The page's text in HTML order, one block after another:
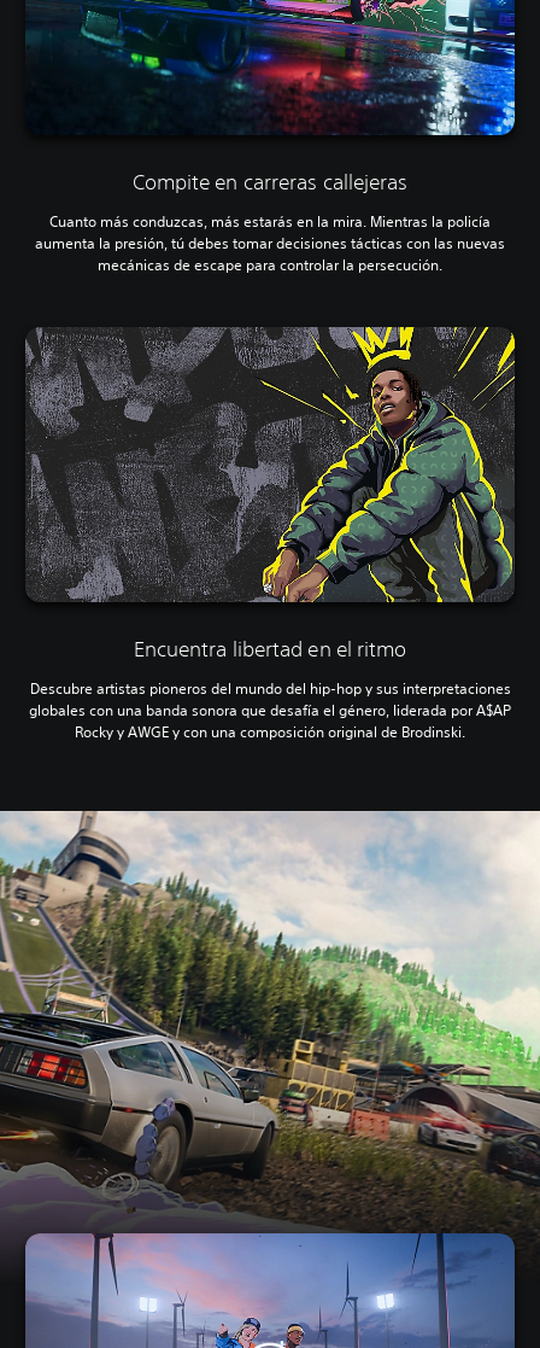
Compite en carreras callejeras
Cuanto más conduzcas, más estarás en la mira. Mientras la policía
aumenta la presión, tú debes tomar decisiones tácticas con las nuevas
mecánicas de escape para controlar la persecución.
Encuentra libertad en el ritmo
Descubre artistas pioneros del mundo del hip-hop y sus interpretaciones
globales con una banda sonora que desafía el género, liderada por A$AP
Rocky y AWGE y con una composición original de Brodinski.